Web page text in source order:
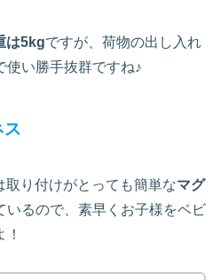
は5kgですが、荷物の出し入れ
使い勝手抜群ですね♪
ス
り付けがとっても簡単なマグ
いるので、素早くお子様をベビ